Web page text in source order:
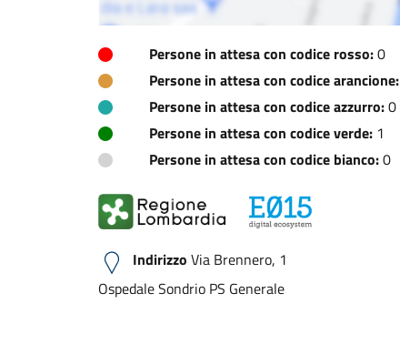
Persone in attesa con codice rosso:0
Persone in attesa con codice arancione:
Persone in attesa con codice azzurro:0
Persone in attesa con codice verde: 1
Persone in attesa con codice bianco:0
Indirizzo Via Brennero, 1
Ospedale Sondrio PS Generale